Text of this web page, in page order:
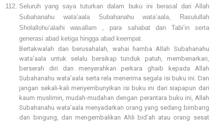
Seluruh yang saya tuturkan dalam buku ini berasal dari Allah
Subahanahu wata’aala Subahanahu wata’aala, Rasulullah
Sholallohu’alaihi wasallam , para sahabat dan Tabi’in serta
generasi abad ketiga hingga abad keempat.
Bertakwalah dan berusahalah, wahai hamba Allah Subahanahu
wata’aala untuk selalu bersikap tunduk patuh, membenarkan,
berserah diri dan menyerahkan perkara ghaib kepada Allah
Subahanahu wata’aala serta rela menerima segala isi buku ini. Dan
jangan sekali-kali menyembunyikan isi buku ini dari siapapun dari
kaum muslimin, mudah-mudahan dengan perantara buku ini, Allah
Subahanahu wata’aala menyadarkan orang yang sedang bimbang
dan bingung, dan mengembalikan Ahli bid’ah atau orang sesat